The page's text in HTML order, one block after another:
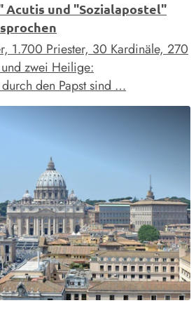
und "Sozialapostel"
1.700 Priester, 30 Kardinäle, 270
zwei Heilige:
den Papst sind …